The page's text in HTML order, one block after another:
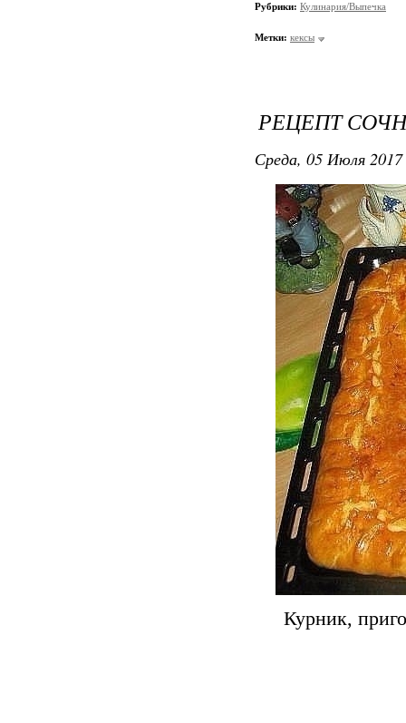
Рубрики: Кулинария/Выпечка
Метки: кексы
РЕЦЕПТ
Среда, 05 Июля
Курник,